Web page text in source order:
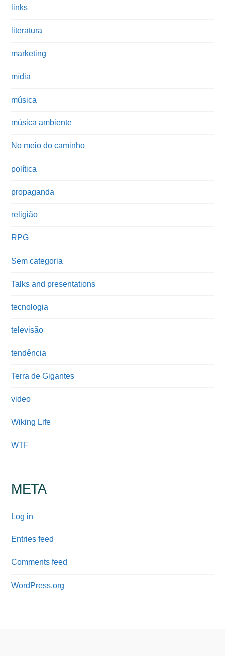
links
literatura
marketing
mídia
música
música ambiente
No meio do caminho
política
propaganda
religião
RPG
Sem categoria
Talks and presentations
tecnologia
televisão
tendência
Terra de Gigantes
video
Wiking Life
WTF
META
Log in
Entries feed
Comments feed
WordPress.org